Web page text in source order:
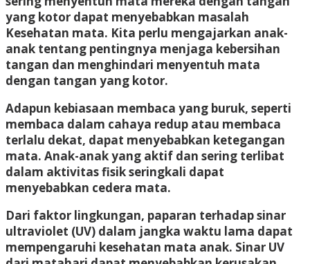
yang kotor dapat menyebabkan masalah
Kesehatan mata. Kita perlu mengajarkan anak-
anak tentang pentingnya menjaga kebersihan
tangan dan menghindari menyentuh mata
dengan tangan yang kotor.
Adapun kebiasaan membaca yang buruk, seperti
membaca dalam cahaya redup atau membaca
terlalu dekat, dapat menyebabkan ketegangan
mata. Anak-anak yang aktif dan sering terlibat
dalam aktivitas fisik seringkali dapat
menyebabkan cedera mata.
Dari faktor lingkungan, paparan terhadap sinar
ultraviolet (UV) dalam jangka waktu lama dapat
mempengaruhi kesehatan mata anak. Sinar UV